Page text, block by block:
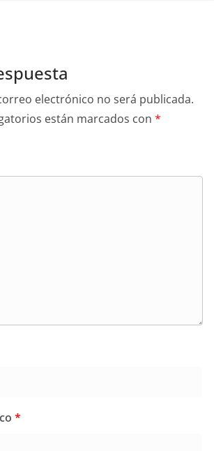
electrónico no será publicada.
están marcados con *
*